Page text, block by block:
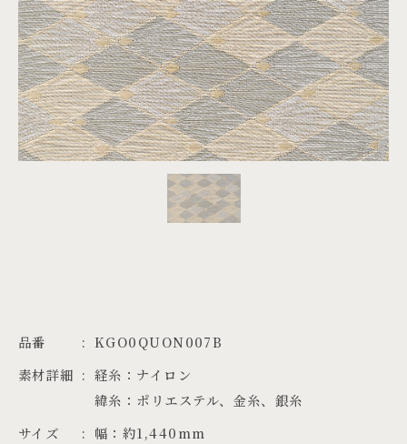
PRODUCTS
ARTWORK
PROJECTS
ZH
品番
KGO0QUON007B
素材詳細
経糸：ナイロン
緯糸：ポリエステル、金糸、銀糸
サイズ
幅：約1,440mm